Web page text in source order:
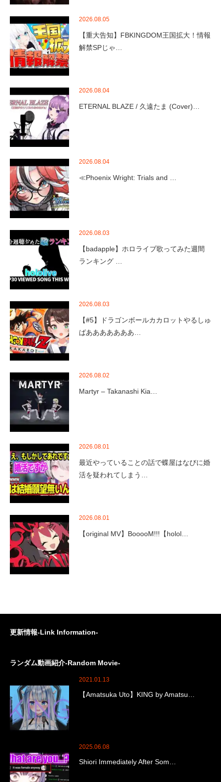
2026.08.05
【重大告知】FBKINGDOM王国拡大！情報
解禁SPじゃ…
2026.08.04
ETERNAL BLAZE / 久遠たま (Cover)…
2026.08.04
≪Phoenix Wright: Trials and …
2026.08.03
【badapple】ホロライブ歌ってみた週間
ランキング …
2026.08.03
【#5】ドラゴンボールカカロットやるしゅ
ばあああああああ…
2026.08.02
Martyr – Takanashi Kia…
2026.08.01
最近やっていることの話で蝶屋はなびに婚
活を疑われてしまう…
2026.08.01
【original MV】BooooM!!!【holol…
更新情報-Link Information-
ランダム動画紹介-Random Movie-
2021.01.13
【Amatsuka Uto】KING by Amatsu…
2025.06.08
Shiori Immediately After Som…